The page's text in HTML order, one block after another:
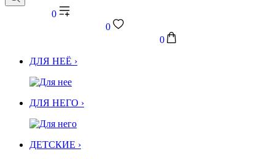
0
0
0
ДЛЯ НЕЁ ›
ДЛЯ НЕГО ›
ДЕТСКИЕ ›